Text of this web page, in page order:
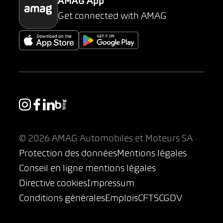
AMAG App
Get connected with AMAG
© 2026 AMAG Automobiles et Moteurs SA
Protection des donnéesMentions légales
Conseil en ligne mentions légales
Directive cookiesImpressum
Conditions généralesEmploisCFTSCGDV